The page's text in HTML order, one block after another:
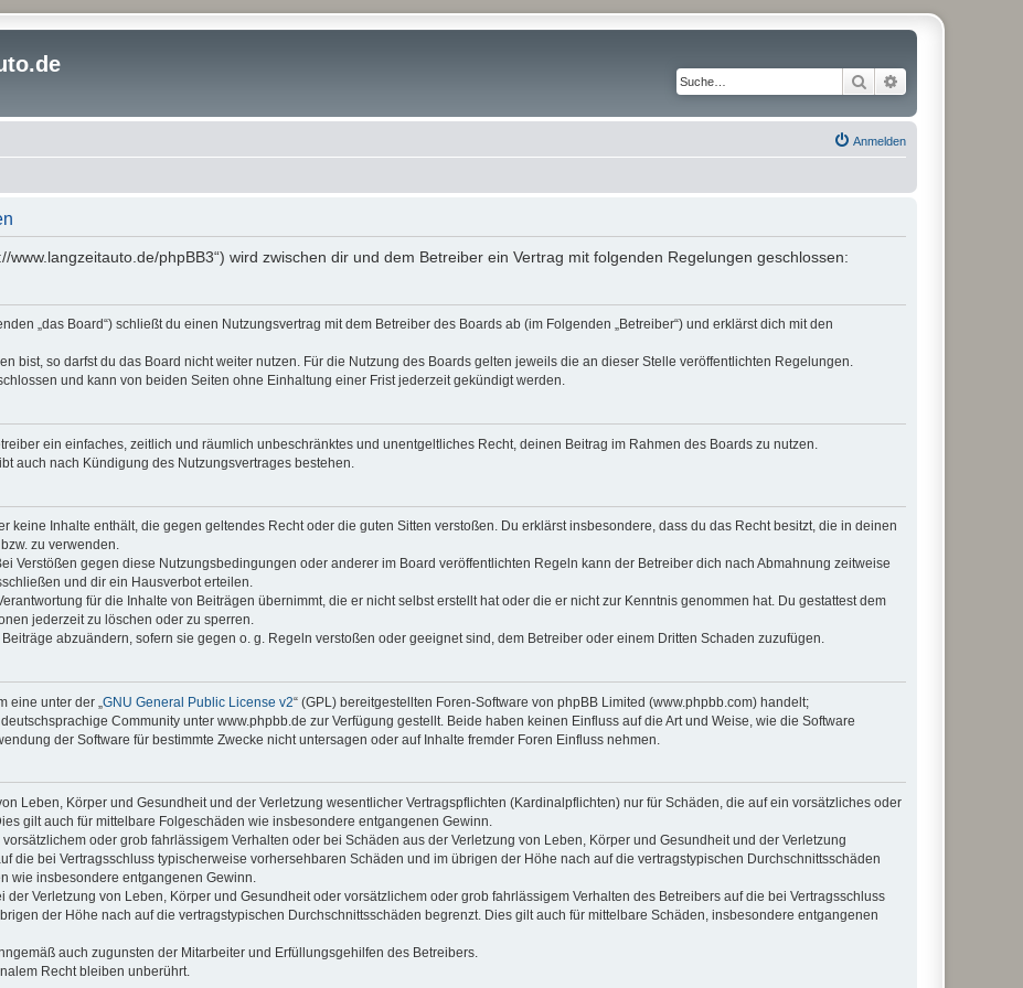
Suche
Anmelden
www.langzeitauto.de/phpBB3“) wird zwischen dir und dem Betreiber ein Vertrag mit folgenden Regelungen geschlossen:
„das Board“) schließt du einen Nutzungsvertrag mit dem Betreiber des Boards ab (im Folgenden „Betreiber“) und erklärst dich mit den
bist, so darfst du das Board nicht weiter nutzen. Für die Nutzung des Boards gelten jeweils die an dieser Stelle veröffentlichten Regelungen.
und kann von beiden Seiten ohne Einhaltung einer Frist jederzeit gekündigt werden.
ein einfaches, zeitlich und räumlich unbeschränktes und unentgeltliches Recht, deinen Beitrag im Rahmen des Boards zu nutzen.
auch nach Kündigung des Nutzungsvertrages bestehen.
keine Inhalte enthält, die gegen geltendes Recht oder die guten Sitten verstoßen. Du erklärst insbesondere, dass du das Recht besitzt, die in deinen
zu verwenden.
Verstößen gegen diese Nutzungsbedingungen oder anderer im Board veröffentlichten Regeln kann der Betreiber dich nach Abmahnung zeitweise
und dir ein Hausverbot erteilen.
für die Inhalte von Beiträgen übernimmt, die er nicht selbst erstellt hat oder die er nicht zur Kenntnis genommen hat. Du gestattest dem
jederzeit zu löschen oder zu sperren.
abzuändern, sofern sie gegen o. g. Regeln verstoßen oder geeignet sind, dem Betreiber oder einem Dritten Schaden zuzufügen.
unter der „ GNU General Public License v2“ (GPL) bereitgestellten Foren-Software von phpBB Limited (www.phpbb.com) handelt;
Community unter www.phpbb.de zur Verfügung gestellt. Beide haben keinen Einfluss auf die Art und Weise, wie die Software
der Software für bestimmte Zwecke nicht untersagen oder auf Inhalte fremder Foren Einfluss nehmen.
Leben, Körper und Gesundheit und der Verletzung wesentlicher Vertragspflichten (Kardinalpflichten) nur für Schäden, die auf ein vorsätzliches oder
gilt auch für mittelbare Folgeschäden wie insbesondere entgangenen Gewinn.
oder grob fahrlässigem Verhalten oder bei Schäden aus der Verletzung von Leben, Körper und Gesundheit und der Verletzung
die bei Vertragsschluss typischerweise vorhersehbaren Schäden und im übrigen der Höhe nach auf die vertragstypischen Durchschnittsschäden
wie insbesondere entgangenen Gewinn.
Verletzung von Leben, Körper und Gesundheit oder vorsätzlichem oder grob fahrlässigem Verhalten des Betreibers auf die bei Vertragsschluss
der Höhe nach auf die vertragstypischen Durchschnittsschäden begrenzt. Dies gilt auch für mittelbare Schäden, insbesondere entgangenen
auch zugunsten der Mitarbeiter und Erfüllungsgehilfen des Betreibers.
Recht bleiben unberührt.